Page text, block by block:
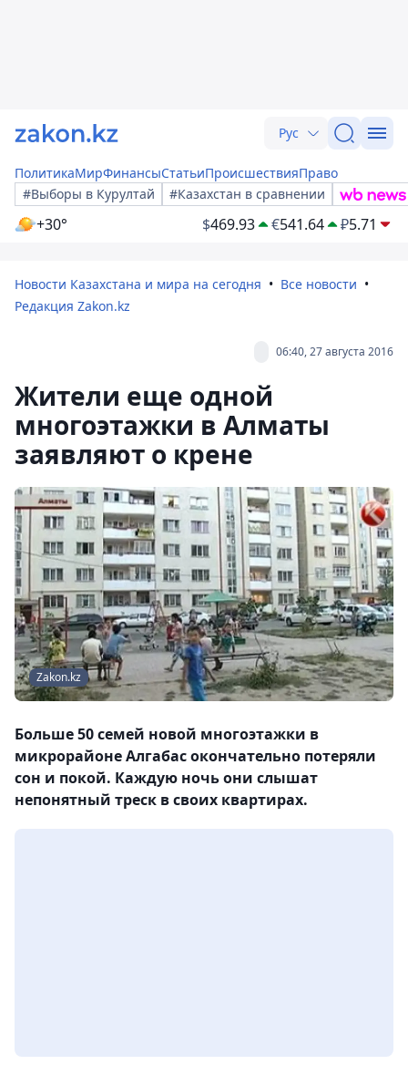
Рус
ПолитикаМирФинансыСтатьиПроисшествияПраво
#Выборы в Курултай
#Казахстан в сравнении
+30° $469.93 €541.64 ₽5.71
Новости Казахстана и мира на сегодня
Все новости
Редакция Zakon.kz
06:40, 27 августа 2016
Жители еще одной
многоэтажки в Алматы
заявляют о крене
Zakon.kz
Больше 50 семей новой многоэтажки в
микрорайоне Алгабас окончательно потеряли
сон и покой. Каждую ночь они слышат
непонятный треск в своих квартирах.